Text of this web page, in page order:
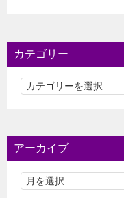
カテゴリー
カ
テ
アーカイブ